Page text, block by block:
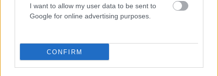
I want to allow my user data to be sent to
Google for online advertising purposes.
CONFIRM
στον Λυκαβηττό
ΑΝΑΡΤΗΘΗΚΕ ΑΠΟΕΛΕΑΝΑ ΖΑΜΠΑΡΑ 8 ΑΥΓΟΎΣΤΟΥ 2026